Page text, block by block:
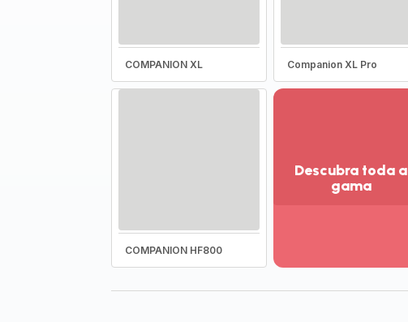
COMPANION XL Companion XL Pro
COMPANION HF800
Descubra toda a
gama
Descubra